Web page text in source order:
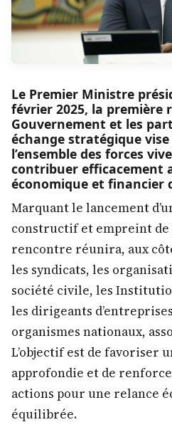
Le Premier Ministre
février 2025, la première
Gouvernement et les
échange stratégique
l’ensemble des forces
contribuer efficacement
économique et financier
Marquant le lancement
constructif et empreint
rencontre réunira, aux
les syndicats, les
société civile, les
les dirigeants
organismes nationaux,
L’objectif est de favoriser
approfondie et de
actions pour une relance
équilibrée.